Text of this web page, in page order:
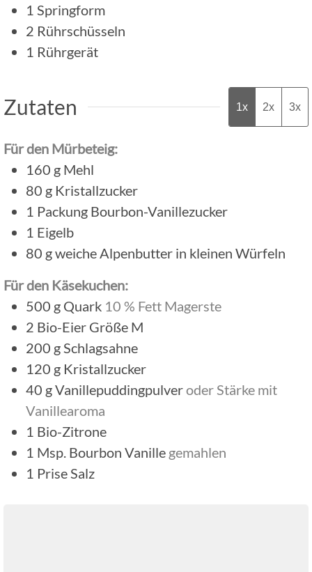
1 Springform
2 Rührschüsseln
1 Rührgerät
Zutaten 1x 2x 3x
Für den Mürbeteig:
160 g Mehl
80 g Kristallzucker
1 Packung Bourbon-Vanillezucker
1 Eigelb
80 gweiche Alpenbutter in kleinen Würfeln
Für den Käsekuchen:
500 g Quark 10 % Fett Magerste
2 Bio-Eier Größe M
200 g Schlagsahne
120 g Kristallzucker
40 gVanillepuddingpulveroder Stärke mit
Vanillearoma
1 Bio-Zitrone
1 Msp. Bourbon Vanille gemahlen
1 Prise Salz